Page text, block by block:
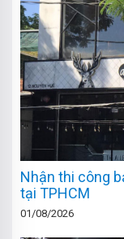
Nhận thi công
tại TPHCM
01/08/2026